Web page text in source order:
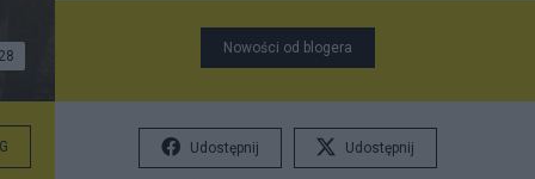
28 Nowości od blogera
Udostępnij Udostępnij